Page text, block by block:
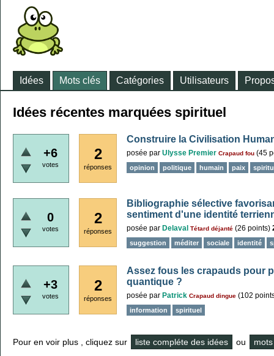
Idées Mots clés Catégories Utilisateurs
Idées récentes marquées spirituel
+6
votes
2
réponses
Construire la Civilisation
posée par Ulysse Premier Crapaud fou (45
opinion politique humain paix
0
votes
2
réponses
Bibliographie sélective
sentiment d'une identité
posée par Delaval Tétard déjanté (26 points)
suggestion méditer sociale identité
+3
votes
2
réponses
Assez fous les crapauds pour
quantique ?
posée par Patrick Crapaud dingue (102
information spirituel
Pour en voir plus , cliquez sur liste compléte des idées ou